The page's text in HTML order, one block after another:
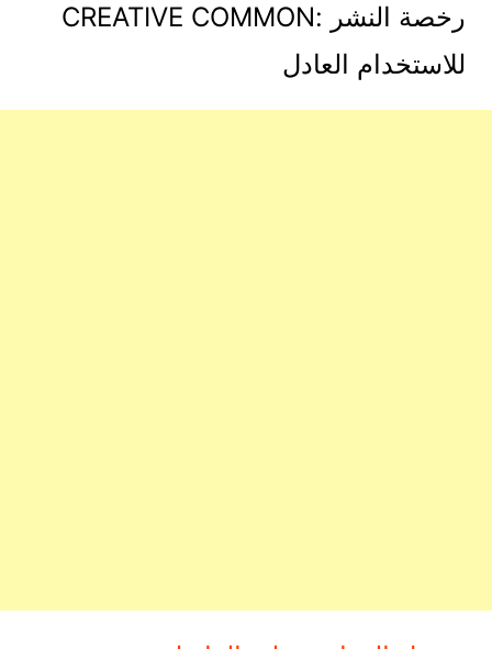
رخصة النشر :CREATIVE COMMON
للاستخدام العادل